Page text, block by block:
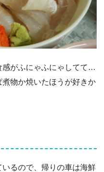
感がふにゃふにゃしてて…
物か焼いたほうが好きか
るので、帰りの車は海鮮